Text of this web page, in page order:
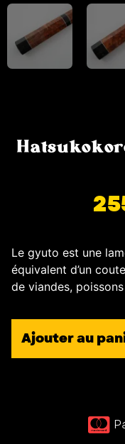
Le gyuto est une
équivalent d’un
de viandes,
Ajouter au